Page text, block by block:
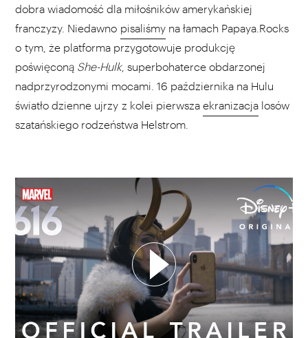
dobra wiadomość dla miłośników amerykańskiej
franczyzy. Niedawno pisaliśmy na łamach Papaya.Rocks
o tym, że platforma przygotowuje produkcję
poświęconą She-Hulk, superbohaterce obdarzonej
nadprzyrodzonymi mocami. 16 października na Hulu
światło dzienne ujrzy z kolei pierwsza ekranizacja losów
szatańskiego rodzeństwa Helstrom.
WYBIERZ SWOJĄ PLAYLISTĘ
DODAJ TEN FILM DO PLAYLISTY